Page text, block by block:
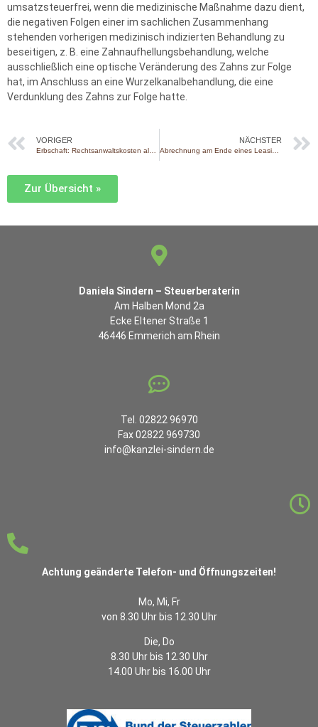
umsatzsteuerfrei, wenn die medizinische Maßnahme dazu dient,
die negativen Folgen einer im sachlichen Zusammenhang
stehenden vorherigen medizinisch indizierten Behandlung zu
beseitigen, z. B. eine Zahnaufhellungsbehandlung, welche
ausschließlich eine optische Veränderung des Zahns zur Folge
hat, im Anschluss an eine Wurzelkanalbehandlung, die eine
Verdunklung des Zahns zur Folge hatte.
VORIGER NÄCHSTER
Abrechnung am Ende eines Leasingvertrags
Zur Übersicht »
Daniela Sindern – Steuerberaterin
Am Halben Mond 2a
Ecke Eltener Straße 1
46446 Emmerich am Rhein
Tel. 02822 96970
Fax 02822 969730
info@kanzlei-sindern.de
Achtung geänderte Telefon- und Öffnungszeiten!
Mo, Mi, Fr
von 8.30 Uhr bis 12.30 Uhr
Die, Do
8.30 Uhr bis 12.30 Uhr
14.00 Uhr bis 16.00 Uhr